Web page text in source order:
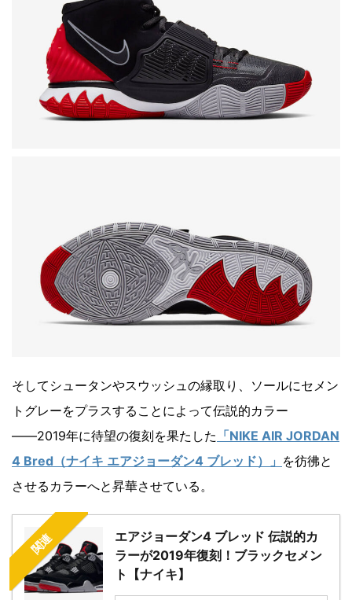
そしてシュータンやスウッシュの縁取り、ソールにセメン
トグレーをプラスすることによって伝説的カラー
――2019年に待望の復刻を果たした 「NIKE AIR JORDAN
4 Bred（ナイキ エアジョーダン4 ブレッド）」 を彷彿と
させるカラーへと昇華させている。
関連
エアジョーダン4 ブレッド 伝説的カ
ラーが2019年復刻！ブラックセメン
ト【ナイキ】